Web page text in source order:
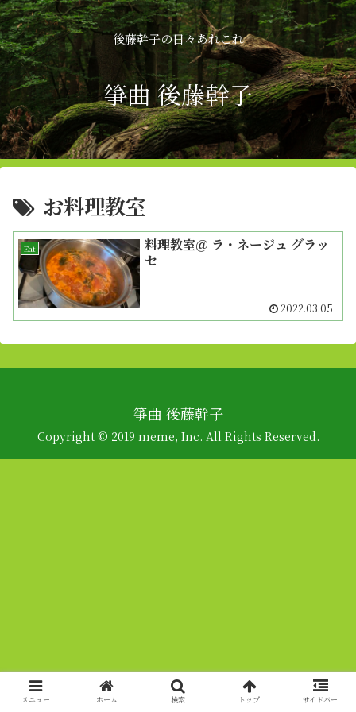
後藤幹子の日々あれこれ
箏曲 後藤幹子
お料理教室
Eat
料理教室＠ ラ・ネージュ グラッ
セ
2022.03.05
箏曲 後藤幹子
Copyright © 2019 meme, Inc. All Rights Reserved.
メニュー ホーム 検索 トップ サイドバー